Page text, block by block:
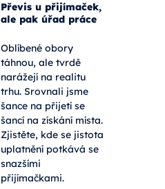
Převis u přijímaček,
ale pak úřad práce
Oblíbené obory
táhnou, ale tvrdě
narážejí na realitu
trhu. Srovnali jsme
šance na přijetí se
šancí na získání místa.
Zjistěte, kde se jistota
uplatnění potkává se
snazšími
přijímačkami.